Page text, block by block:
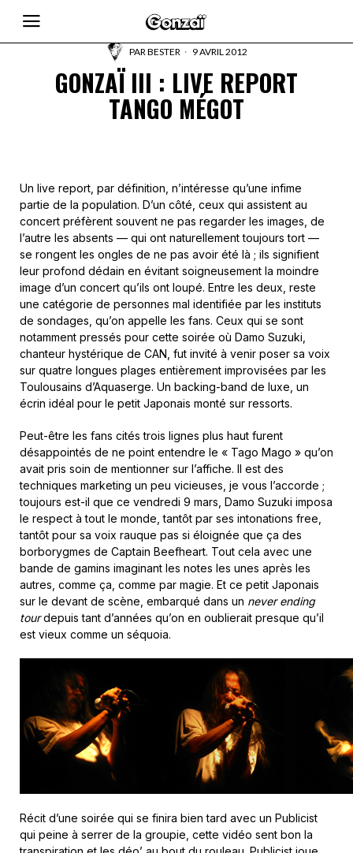
PARBESTER 9 AVRIL 2012
GONZAÏ III : LIVE REPORT
TANGO MÉGOT
Un live report, par définition, n’intéresse qu’une infime
partie de la population. D’un côté, ceux qui assistent au
concert préfèrent souvent ne pas regarder les images, de
l’autre les absents — qui ont naturellement toujours tort —
se rongent les ongles de ne pas avoir été là ; ils signifient
leur profond dédain en évitant soigneusement la moindre
image d’un concert qu’ils ont loupé. Entre les deux, reste
une catégorie de personnes mal identifiée par les instituts
de sondages, qu’on appelle les fans. Ceux qui se sont
notamment pressés pour cette soirée où Damo Suzuki,
chanteur hystérique de CAN, fut invité à venir poser sa voix
sur quatre longues plages entièrement improvisées par les
Toulousains d’Aquaserge. Un backing-band de luxe, un
écrin idéal pour le petit Japonais monté sur ressorts.
Peut-être les fans cités trois lignes plus haut furent
désappointés de ne point entendre le « Tago Mago » qu’on
avait pris soin de mentionner sur l’affiche. Il est des
techniques marketing un peu vicieuses, je vous l’accorde ;
toujours est-il que ce vendredi 9 mars, Damo Suzuki imposa
le respect à tout le monde, tantôt par ses intonations free,
tantôt pour sa voix rauque pas si éloignée que ça des
borborygmes de Captain Beefheart. Tout cela avec une
bande de gamins imaginant les notes les unes après les
autres, comme ça, comme par magie. Et ce petit Japonais
sur le devant de scène, embarqué dans un never ending
tourdepuis tant d’années qu’on en oublierait presque qu’il
est vieux comme un séquoia.
Récit d’une soirée qui se finira bien tard avec un Publicist
qui peine à serrer de la groupie, cette vidéo sent bon la